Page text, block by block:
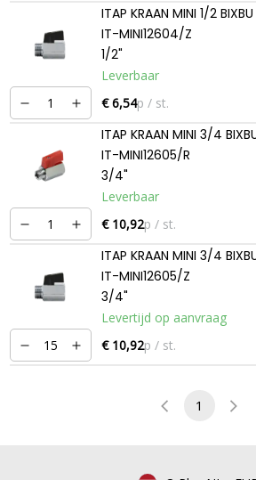
ITAP KRAAN MINI 1/2
IT-MINI12604/Z
1/2"
Leverbaar
€ 6,54p / st.
ITAP KRAAN MINI 3/4
IT-MINI12605/R
3/4"
Leverbaar
€ 10,92p / st.
ITAP KRAAN MINI 3/4
IT-MINI12605/Z
3/4"
Levertijd op aanvraag
€ 10,92p / st.
1